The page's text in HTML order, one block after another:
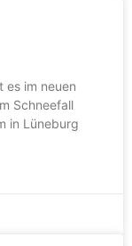
es im neuen
Schneefall
in Lüneburg